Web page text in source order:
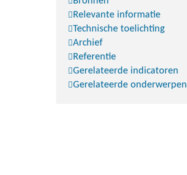
Relevante informatie
Technische toelichting
Archief
Referentie
Gerelateerde indicatoren
Gerelateerde onderwerpen